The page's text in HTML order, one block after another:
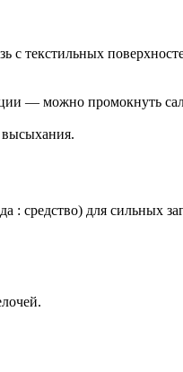
с текстильных
— можно промокнуть
высыхания.
средство) для сильных